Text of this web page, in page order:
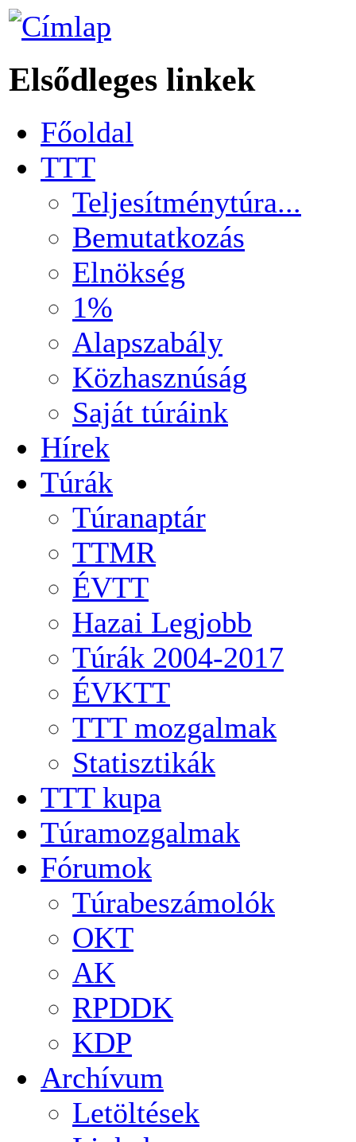
Elsődleges linkek
Főoldal
TTT
Teljesítménytúra...
Bemutatkozás
Elnökség
1%
Alapszabály
Közhasznúság
Saját túráink
Hírek
Túrák
Túranaptár
TTMR
ÉVTT
Hazai Legjobb
Túrák 2004-2017
ÉVKTT
TTT mozgalmak
Statisztikák
TTT kupa
Túramozgalmak
Fórumok
Túrabeszámolók
OKT
AK
RPDDK
KDP
Archívum
Letöltések